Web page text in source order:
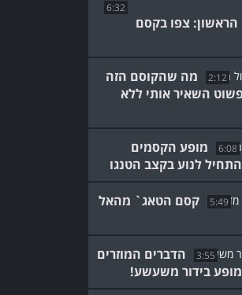
6:32
צפו בקסם
2:12
מה שהקוסם הזה
השאיר אותי ללא
6:08
מופע הקסמים
לנוע בקצב הטנגו
5:49
קסם הטאג` מהאל
3:55
הדברים המוזרים
בידור משעשע!